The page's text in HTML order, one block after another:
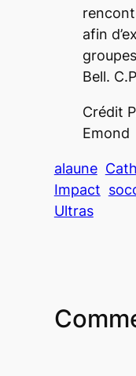
afin
Bell.
Crédit
Emond
alaune
Impact
Ultras